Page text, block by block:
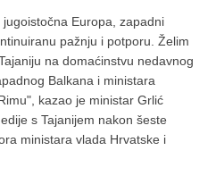
Europa, zapadni
pažnju i potporu. Želim
na domaćinstvu nedavnog
Balkana i ministara
kazao je ministar Grlić
s Tajanijem nakon šeste
ministara vlada Hrvatske i